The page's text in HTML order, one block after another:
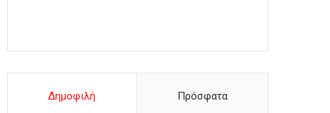
Δημοφιλή Πρόσφατα